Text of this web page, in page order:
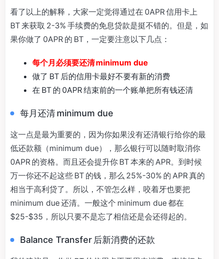
看了以上的解释，大家一定觉得通过在 0APR 信用卡上
BT 来获取 2-3% 手续费的免息贷款是挺不错的。但是，如
果你做了 0APR 的 BT，一定要注意以下几点：
每个月必须要还清 minimum due
做了 BT 后的信用卡最好不要有新的消费
在 BT 的 0APR 结束前的一个账单把所有钱还清
每月还清 minimum due
这一点是最为重要的，因为你如果没有还清银行给你的最
低还款额（minimum due），那么银行可以随时取消你
0APR 的资格。而且还会提升你 BT 本来的 APR。到时候
万一你还不起这些 BT 的钱，那么 25%-30% 的 APR 真的
相当于高利贷了。所以，不管怎么样，咬着牙也要把
minimum due 还清。一般这个 minimum due 都在
$25-$35，所以只要不是忘了相信还是会还得起的。
Balance Transfer 后新消费的还款